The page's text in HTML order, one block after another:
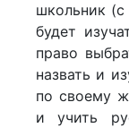
школьник (с
будет
право
назвать и
по своему
и учить